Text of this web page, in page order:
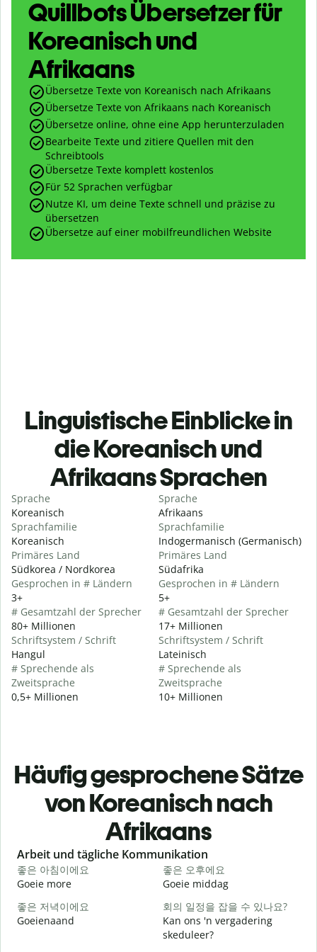
Quillbots Übersetzer für
Koreanisch und
Afrikaans
Übersetze Texte von Koreanisch nach Afrikaans
Übersetze Texte von Afrikaans nach Koreanisch
Übersetze online, ohne eine App herunterzuladen
Bearbeite Texte und zitiere Quellen mit den
Schreibtools
Übersetze Texte komplett kostenlos
Für 52 Sprachen verfügbar
Nutze KI, um deine Texte schnell und präzise zu
übersetzen
Übersetze auf einer mobilfreundlichen Website
Linguistische Einblicke in
die Koreanisch und
Afrikaans Sprachen
Sprache
Koreanisch
Sprachfamilie
Koreanisch
Primäres Land
Südkorea / Nordkorea
Gesprochen in # Ländern
3+
# Gesamtzahl der Sprecher
80+ Millionen
Schriftsystem / Schrift
Hangul
# Sprechende als
Zweitsprache
0,5+ Millionen
Sprache
Afrikaans
Sprachfamilie
Indogermanisch (Germanisch)
Primäres Land
Südafrika
Gesprochen in # Ländern
5+
# Gesamtzahl der Sprecher
17+ Millionen
Schriftsystem / Schrift
Lateinisch
# Sprechende als
Zweitsprache
10+ Millionen
Häufig gesprochene Sätze
von Koreanisch nach
Afrikaans
Slide 1 of 6
Arbeit und tägliche Kommunikation
좋은 아침이에요
Goeie more
좋은 오후에요
Goeie middag
좋은 저녁이에요
Goeienaand
회의 일정을 잡을 수 있나요?
Kan ons 'n vergadering
skeduleer?